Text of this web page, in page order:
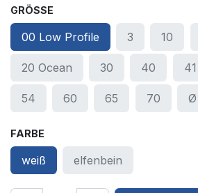
GRÖSSE
00 Low Profile 3 10
20 Ocean 30 40 41
54 60 65 70 Ø
FARBE
weiß elfenbein